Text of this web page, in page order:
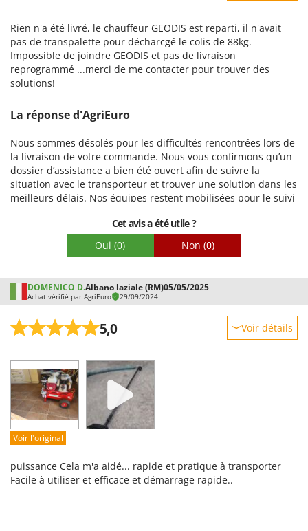
Prestations
Facilité d'utilisation
Qualité / Prix
Emballage
Rien n'a été livré, le chauffeur GEODIS est reparti, il n'avait
pas de transpalette pour décharcgé le colis de 88kg.
Impossible de joindre GEODIS et pas de livraison
reprogrammé ...merci de me contacter pour trouver des
solutions!
La réponse d'AgriEuro
Nous sommes désolés pour les difficultés rencontrées lors de
la livraison de votre commande. Nous vous confirmons qu’un
dossier d’assistance a bien été ouvert afin de suivre la
situation avec le transporteur et trouver une solution dans les
meilleurs délais. Nos équipes restent mobilisées pour le suivi
Cet avis a été utile ?
Oui (0) Non (0)
DOMENICO D.Albano laziale (RM)05/05/2025
Achat vérifié par AgriEuro 29/09/2024
5,0 Voir détails
Prestations
Facilité d'utilisation
Qualité / Prix
Facilité de montage
Voir l'original
puissance Cela m'a aidé... rapide et pratique à transporter
Facile à utiliser et efficace et démarrage rapide..